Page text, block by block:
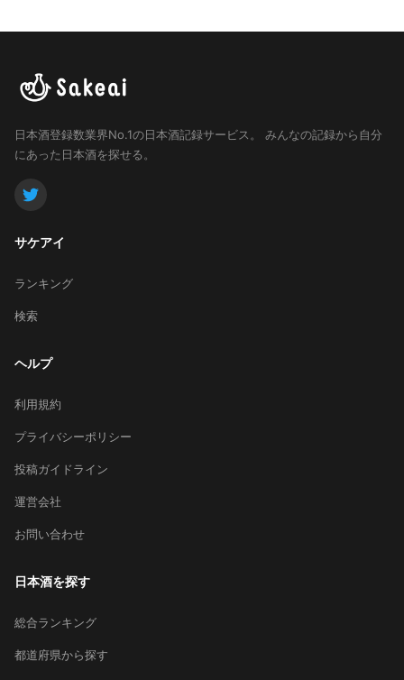
日本酒登録数業界No.1の日本酒記録サービス。
みんなの記録から自分
にあった日本酒を探せる。
サケアイ
ランキング
検索
ヘルプ
利用規約
プライバシーポリシー
投稿ガイドライン
運営会社
お問い合わせ
日本酒を探す
総合ランキング
都道府県から探す